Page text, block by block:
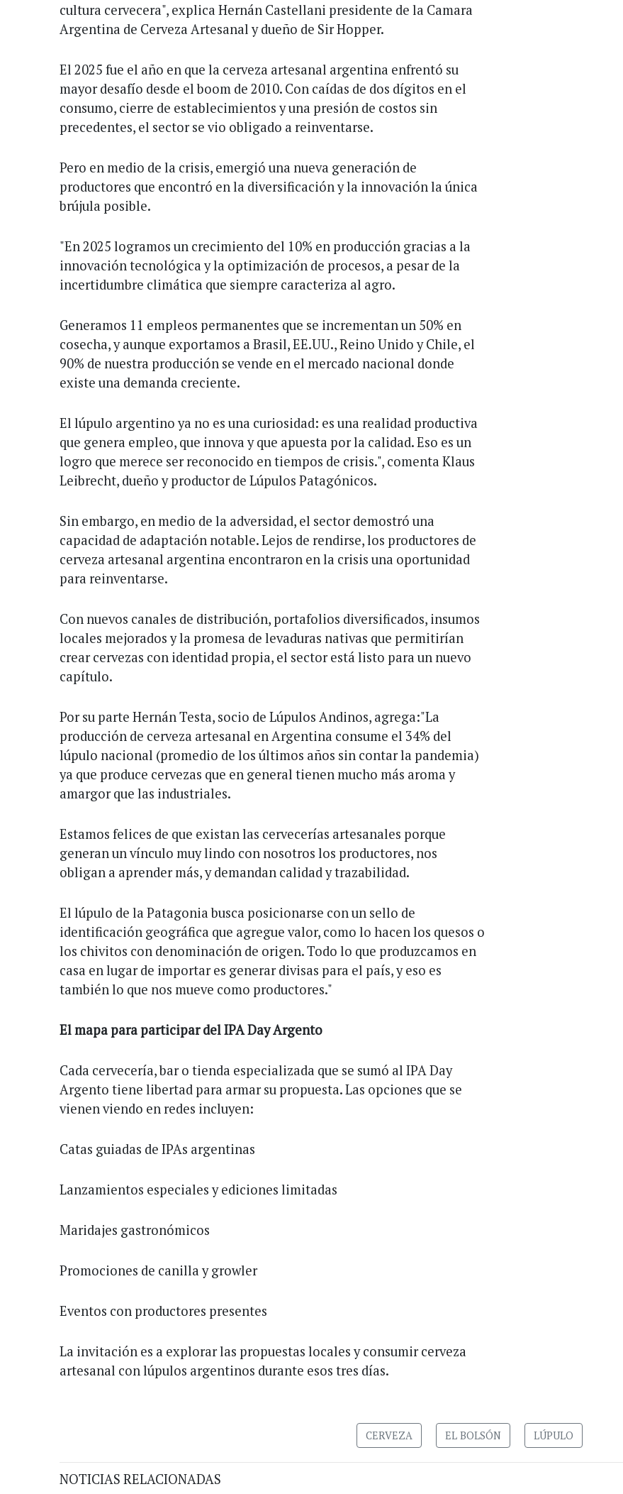
cultura cervecera", explica Hernán Castellani presidente de la Camara
Argentina de Cerveza Artesanal y dueño de Sir Hopper.
El 2025 fue el año en que la cerveza artesanal argentina enfrentó su
mayor desafío desde el boom de 2010. Con caídas de dos dígitos en el
consumo, cierre de establecimientos y una presión de costos sin
precedentes, el sector se vio obligado a reinventarse.
Pero en medio de la crisis, emergió una nueva generación de
productores que encontró en la diversificación y la innovación la única
brújula posible.
"En 2025 logramos un crecimiento del 10% en producción gracias a la
innovación tecnológica y la optimización de procesos, a pesar de la
incertidumbre climática que siempre caracteriza al agro.
Generamos 11 empleos permanentes que se incrementan un 50% en
cosecha, y aunque exportamos a Brasil, EE.UU., Reino Unido y Chile, el
90% de nuestra producción se vende en el mercado nacional donde
existe una demanda creciente.
El lúpulo argentino ya no es una curiosidad: es una realidad productiva
que genera empleo, que innova y que apuesta por la calidad. Eso es un
logro que merece ser reconocido en tiempos de crisis.", comenta Klaus
Leibrecht, dueño y productor de Lúpulos Patagónicos.
Sin embargo, en medio de la adversidad, el sector demostró una
capacidad de adaptación notable. Lejos de rendirse, los productores de
cerveza artesanal argentina encontraron en la crisis una oportunidad
para reinventarse.
Con nuevos canales de distribución, portafolios diversificados, insumos
locales mejorados y la promesa de levaduras nativas que permitirían
crear cervezas con identidad propia, el sector está listo para un nuevo
capítulo.
Por su parte Hernán Testa, socio de Lúpulos Andinos, agrega:"La
producción de cerveza artesanal en Argentina consume el 34% del
lúpulo nacional (promedio de los últimos años sin contar la pandemia)
ya que produce cervezas que en general tienen mucho más aroma y
amargor que las industriales.
Estamos felices de que existan las cervecerías artesanales porque
generan un vínculo muy lindo con nosotros los productores, nos
obligan a aprender más, y demandan calidad y trazabilidad.
El lúpulo de la Patagonia busca posicionarse con un sello de
identificación geográfica que agregue valor, como lo hacen los quesos o
los chivitos con denominación de origen. Todo lo que produzcamos en
casa en lugar de importar es generar divisas para el país, y eso es
también lo que nos mueve como productores."
El mapa para participar del IPA Day Argento
Cada cervecería, bar o tienda especializada que se sumó al IPA Day
Argento tiene libertad para armar su propuesta. Las opciones que se
vienen viendo en redes incluyen:
Catas guiadas de IPAs argentinas
Lanzamientos especiales y ediciones limitadas
Maridajes gastronómicos
Promociones de canilla y growler
Eventos con productores presentes
La invitación es a explorar las propuestas locales y consumir cerveza
artesanal con lúpulos argentinos durante esos tres días.
CERVEZA EL BOLSÓN LÚPULO
NOTICIAS RELACIONADAS